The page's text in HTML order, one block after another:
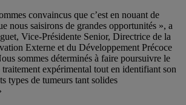
convaincus que c’est en nouant de
nous saisirons de grandes opportunités », a
Vice-Présidente Senior, Directrice de la
Externe et du Développement Précoce
sommes déterminés à faire poursuivre le
expérimental tout en identifiant son
types de tumeurs tant solides